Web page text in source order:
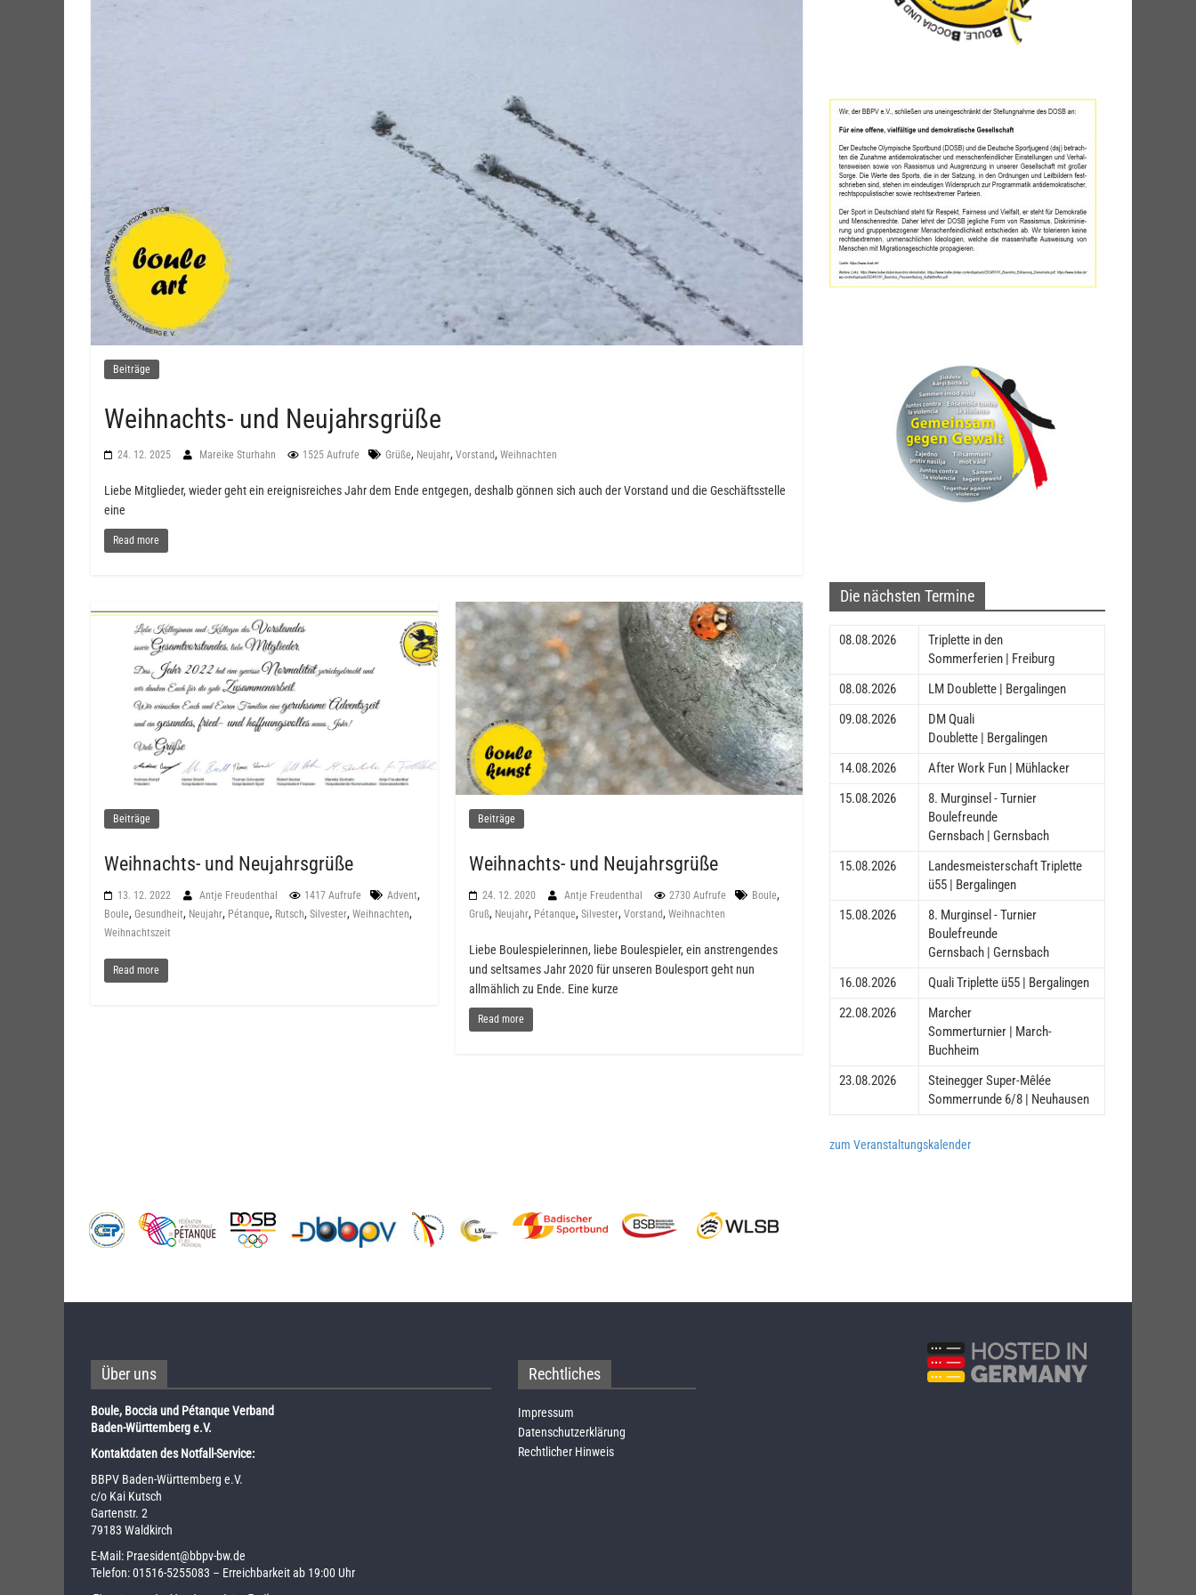
Beiträge
Weihnachts- und Neujahrsgrüße
24. 12. 2025 Mareike Sturhahn 1525 Aufrufe Grüße, Neujahr, Vorstand, Weihnachten
Liebe Mitglieder, wieder geht ein ereignisreiches Jahr dem Ende entgegen, deshalb gönnen sich auch der Vorstand und die Geschäftsstelle
eine
Read more
Beiträge
Weihnachts- und Neujahrsgrüße
13. 12. 2022 Antje Freudenthal 1417 Aufrufe Advent,
Boule, Gesundheit, Neujahr, Pétanque, Rutsch, Silvester, Weihnachten,
Weihnachtszeit
Read more
Beiträge
Weihnachts- und Neujahrsgrüße
24. 12. 2020 Antje Freudenthal 2730 Aufrufe Boule,
Gruß, Neujahr, Pétanque,Silvester,Vorstand,Weihnachten
Liebe Boulespielerinnen, liebe Boulespieler, ein anstrengendes
und seltsames Jahr 2020 für unseren Boulesport geht nun
allmählich zu Ende. Eine kurze
Read more
Die nächsten Termine
08.08.2026
Triplette in den
Sommerferien | Freiburg
08.08.2026
LM Doublette | Bergalingen
09.08.2026
DM Quali
Doublette | Bergalingen
14.08.2026
After Work Fun | Mühlacker
15.08.2026
8. Murginsel - Turnier
Boulefreunde
Gernsbach | Gernsbach
15.08.2026
Landesmeisterschaft Triplette
ü55 | Bergalingen
15.08.2026
8. Murginsel - Turnier
Boulefreunde
Gernsbach | Gernsbach
16.08.2026
Quali Triplette ü55 | Bergalingen
22.08.2026
Marcher
Sommerturnier | March-
Buchheim
23.08.2026
Steinegger Super-Mêlée
Sommerrunde 6/8 | Neuhausen
zum Veranstaltungskalender
Über uns
Boule, Boccia und Pétanque Verband
Baden-Württemberg e.V.
Kontaktdaten des Notfall-Service:
BBPV Baden-Württemberg e.V.
c/o Kai Kutsch
Gartenstr. 2
79183 Waldkirch
E-Mail: Praesident@bbpv-bw.de
Telefon:01516-5255083 – Erreichbarkeit ab 19:00 Uhr
Rechtliches
Impressum
Datenschutzerklärung
Rechtlicher Hinweis